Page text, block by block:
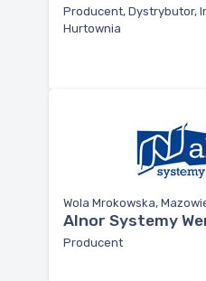
Producent, Dystrybutor,
Hurtownia
Wola Mrokowska,
Alnor Systemy
Producent